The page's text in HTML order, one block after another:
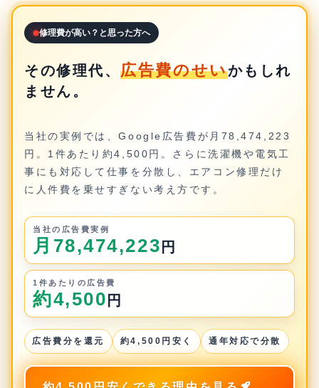
修理費が高い？と思った方へ
その修理代、広告費のせいかもしれ
ません。
当社の実例では、Google広告費が月78,474,223
円。1件あたり約4,500円。さらに洗濯機や電気工
事にも対応して仕事を分散し、エアコン修理だけ
に人件費を乗せすぎない考え方です。
当社の広告費実例
月78,474,223 円
1件あたりの広告費
約4,500 円
広告費分を還元 約4,500円安く 通年対応で分散